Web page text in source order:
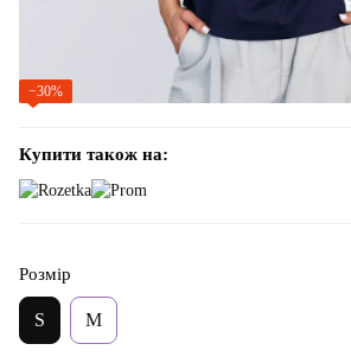
−30%
Купити також на:
Розмір
S M